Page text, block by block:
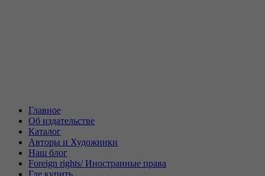
Главное
Об издательстве
Каталог
Авторы и Художники
Наш блог
Foreign rights/ Иностранные права
Где купить